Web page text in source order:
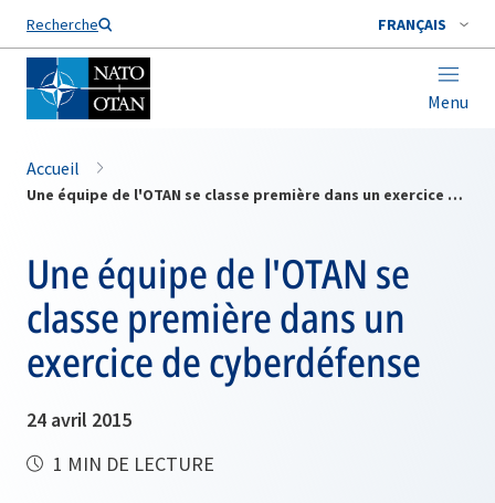
Recherche FRANÇAIS
Menu
Nom de famille*
Accueil
Une équipe de l'OTAN se classe première dans un exercice de cyberdéfense
Une équipe de l'OTAN se
classe première dans un
exercice de cyberdéfense
24 avril 2015
1 MIN DE LECTURE